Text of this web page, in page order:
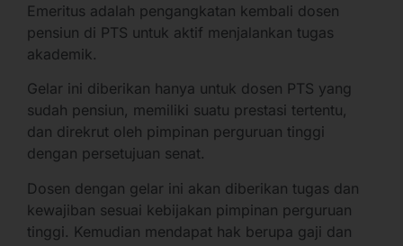
Emeritus adalah pengangkatan kembali dosen
pensiun di PTS untuk aktif menjalankan tugas
akademik.
Gelar ini diberikan hanya untuk dosen PTS yang
sudah pensiun, memiliki suatu prestasi tertentu,
dan direkrut oleh pimpinan perguruan tinggi
dengan persetujuan senat.
Dosen dengan gelar ini akan diberikan tugas dan
kewajiban sesuai kebijakan pimpinan perguruan
tinggi. Kemudian mendapat hak berupa gaji dan